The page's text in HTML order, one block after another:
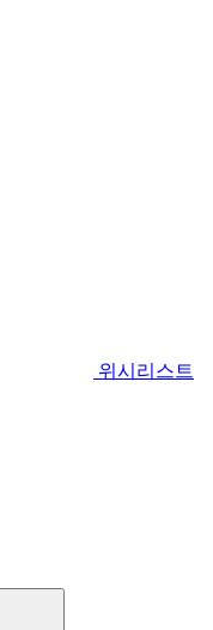
위시리스트